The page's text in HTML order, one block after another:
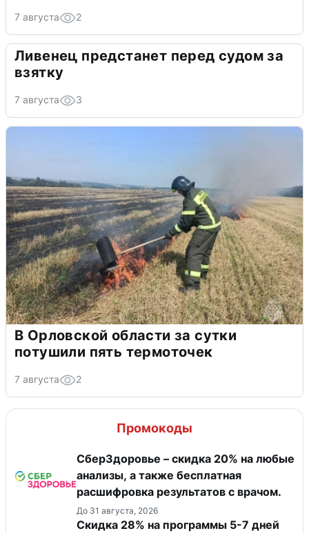
7 августа 2
Ливенец предстанет перед судом за
взятку
7 августа 3
В Орловской области за сутки
потушили пять термоточек
7 августа 2
Промокоды
СберЗдоровье – скидка 20% на любые
анализы, а также бесплатная
расшифровка результатов с врачом.
До 31 августа, 2026
Скидка 28% на программы 5-7 дней